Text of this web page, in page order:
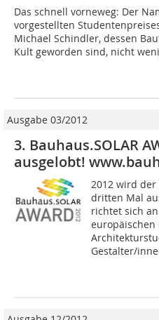
Das schnell vorneweg: Der
vorgestellten
Michael Schindler, dessen
Kult geworden sind, nicht
Ausgabe 03/2012
3. Bauhaus.SOLAR
ausgelobt!
2012 wird der
dritten Mal
richtet sich
europäischen
Gestalter/